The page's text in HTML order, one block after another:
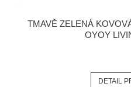
TMAVĚ ZELENÁ
OYOY
DETAIL